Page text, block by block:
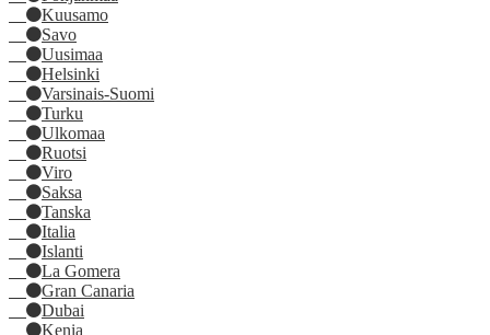
Kuusamo
Savo
Uusimaa
Helsinki
Varsinais-Suomi
Turku
Ulkomaa
Ruotsi
Viro
Saksa
Tanska
Italia
Islanti
La Gomera
Gran Canaria
Dubai
Kenia